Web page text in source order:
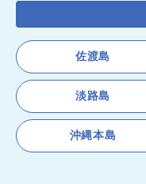
佐渡島
淡路島
沖縄本島